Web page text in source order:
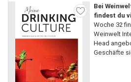
Bei
findest du
Woche 32
Weinwelt
Head
Geschäfte